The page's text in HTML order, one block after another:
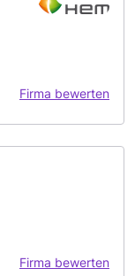
Firma bewerten
Firma bewerten